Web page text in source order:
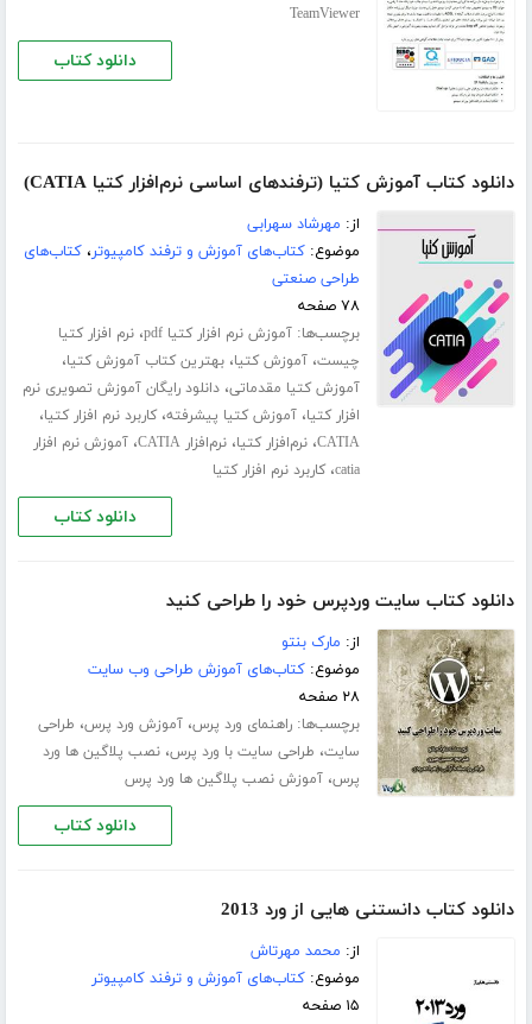
TeamViewer
دانلود کتاب
دانلود کتاب آموزش کتیا (ترفندهای اساسی نرم‌افزار کتیا CATIA)
از: مهرشاد سهرابی
موضوع:کتاب‌های آموزش و ترفند کامپیوتر،کتاب‌های
طراحی صنعتی
۷۸ صفحه
برچسب‌ها:آموزش نرم افزار کتیا pdf ،نرم افزار کتیا
چیست،آموزش کتیا،بهترین کتاب آموزش کتیا،
آموزش کتیا مقدماتی،دانلود رایگان آموزش تصویری نرم
افزار کتیا،آموزش کتیا پیشرفته،کاربرد نرم افزار کتیا،
CATIA،نرم‌افزار کتیا،نرم‌افزار CATIA ،آموزش نرم افزار
catia،کاربرد نرم افزار کتیا
دانلود کتاب
دانلود کتاب سایت وردپرس خود را طراحی کنید
از: مارک بنتو
موضوع:کتاب‌های آموزش طراحی وب سایت
۲۸ صفحه
برچسب‌ها:راهنمای ورد پرس،آموزش ورد پرس، طراحی
سایت، طراحی سایت با ورد پرس،نصب پلاگین ها ورد
پرس،آموزش نصب پلاگین ها ورد پرس
دانلود کتاب
دانلود کتاب دانستنی هایی از ورد 2013
از: محمد مهرتاش
موضوع:کتاب‌های آموزش و ترفند کامپیوتر
۱۵ صفحه